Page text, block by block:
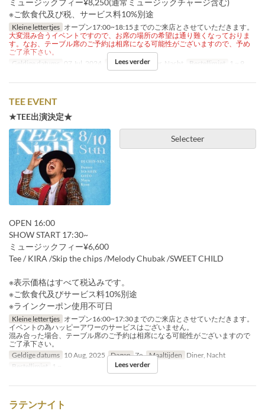
ミュージックフィー¥8,250(通常ミュージックチャージ含む)
※ご飲食代及び税、サービス料10%別途
Kleine lettertjes オープン17:00~18:15までのご来店とさせていただきます。
大変混み合うイベントですので、お席の場所の希望は通り難くなっておりま
す。なお、テーブル席のご予約は相席になる可能性がございますので、予め
ご了承下さい。
Geldige datums
07 Jul, 2024 Maaltijden Diner, Nacht Bestellimiet 1 ~ 9
Lees verder
TEE EVENT
★TEE出演決定★
Selecteer
OPEN 16:00
SHOW START 17:30~
ミュージックフィー¥6,600
Tee / KIRA /Skip the chips /Melody Chubak /SWEET CHILD
※表示価格はすべて税込みです。
※ご飲食代及びサービス料10%別途
※ラインクーポン使用不可日
Kleine lettertjes オープン16:00~17:30までのご来店とさせていただきます。
イベントの為ハッピーアワーのサービスはございません。
混み合った場合、テーブル席のご予約は相席になる可能性がございますので
ご了承下さい。
Geldige datums 10 Aug, 2025 Dagen Zo Maaltijden Diner, Nacht
Bestellimiet
1 ~ Lees verder
ラテンナイト